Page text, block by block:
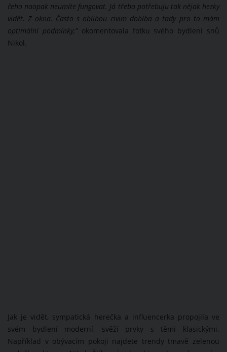
čeho naopak neumíte fungovat. Já třeba potřebuju tak nějak hezky
vidět. Z okna. Často s oblibou civim doblba a tady pro to mám
optimální podmínky,”okomentovala fotku svého bydlení snů
Nikol.
Jak je vidět, sympatická herečka a influencerka propojila ve
svém bydlení moderní, svěží prvky s těmi klasickými.
Například v obývacím pokoji najdete trendy tmavě zelenou